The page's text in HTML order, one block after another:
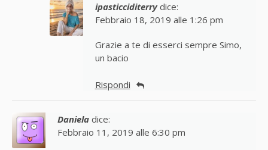
ipasticciditerry dice:
Febbraio 18, 2019 alle 1:26 pm
Grazie a te di esserci sempre Simo,
un bacio
Rispondi
Daniela dice:
Febbraio 11, 2019 alle 6:30 pm